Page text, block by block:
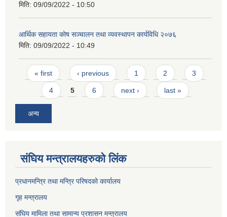
मिति: 09/09/2022 - 10:50
आर्थिक सहायता काेष सञ्चालन तथा व्यवस्थापन कार्यविधि २०७६
मिति: 09/09/2022 - 10:49
Pages
« first ‹ previous 1 2 3
4 5 6 next › last »
अन्य
संघिय मन्त्र‍ालयहरुको लिंक
प्रधानमन्त्रि तथा मन्त्रि परिषदको कार्यालय
गृह मन्त्रालय
संघिय मामिला तथा सामान्य प्रशासन मन्त्रालय